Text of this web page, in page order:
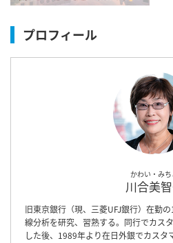
プロフィール
かわい・みち
川合美
旧東京銀行（現、三菱UFJ銀行）在勤
線分析を研究、習熟する。同行でカス
した後、1989年より在日外銀でカスタ